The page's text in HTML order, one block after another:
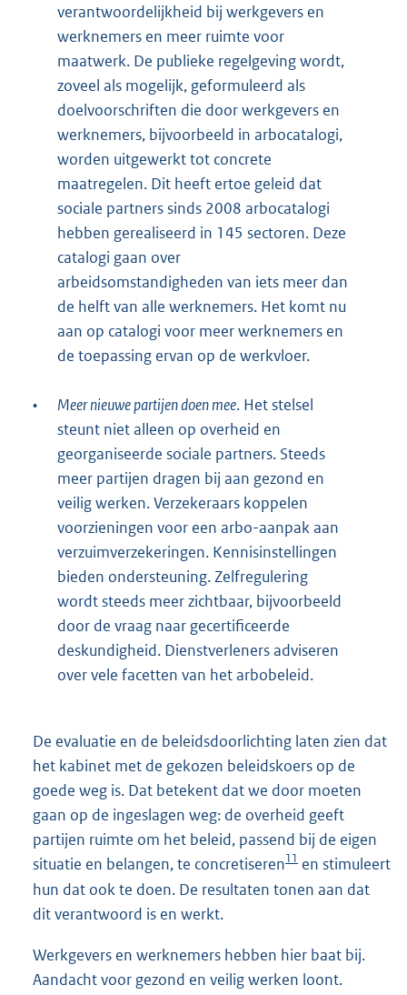
verantwoordelijkheid bij werkgevers en
werknemers en meer ruimte voor
maatwerk. De publieke regelgeving wordt,
zoveel als mogelijk, geformuleerd als
doelvoorschriften die door werkgevers en
werknemers, bijvoorbeeld in arbocatalogi,
worden uitgewerkt tot concrete
maatregelen. Dit heeft ertoe geleid dat
sociale partners sinds 2008 arbocatalogi
hebben gerealiseerd in 145 sectoren. Deze
catalogi gaan over
arbeidsomstandigheden van iets meer dan
de helft van alle werknemers. Het komt nu
aan op catalogi voor meer werknemers en
de toepassing ervan op de werkvloer.
• Meer nieuwe partijen doen mee. Het stelsel
steunt niet alleen op overheid en
georganiseerde sociale partners. Steeds
meer partijen dragen bij aan gezond en
veilig werken. Verzekeraars koppelen
voorzieningen voor een arbo-aanpak aan
verzuimverzekeringen. Kennisinstellingen
bieden ondersteuning. Zelfregulering
wordt steeds meer zichtbaar, bijvoorbeeld
door de vraag naar gecertificeerde
deskundigheid. Dienstverleners adviseren
over vele facetten van het arbobeleid.
De evaluatie en de beleidsdoorlichting laten zien dat
het kabinet met de gekozen beleidskoers op de
goede weg is. Dat betekent dat we door moeten
gaan op de ingeslagen weg: de overheid geeft
partijen ruimte om het beleid, passend bij de eigen
situatie en belangen, te concretiseren11 en stimuleert
hun dat ook te doen. De resultaten tonen aan dat
dit verantwoord is en werkt.
Werkgevers en werknemers hebben hier baat bij.
Aandacht voor gezond en veilig werken loont.